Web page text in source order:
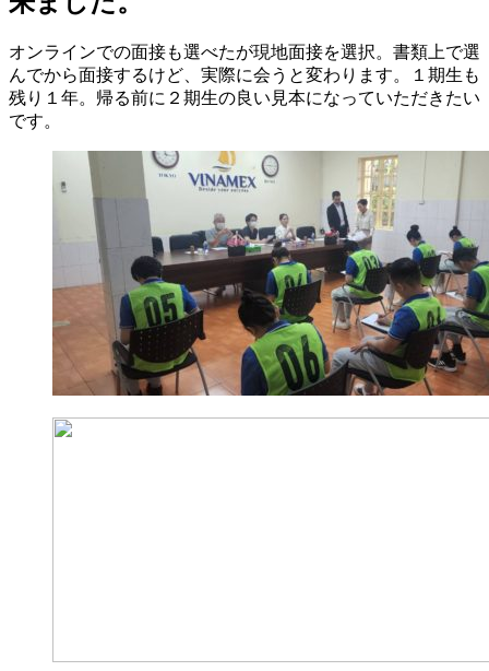
オンラインでの面接も選べたが現地面接を選択。書類上で選
んでから面接するけど、実際に会うと変わります。１期生も
残り１年。帰る前に２期生の良い見本になっていただきたい
です。